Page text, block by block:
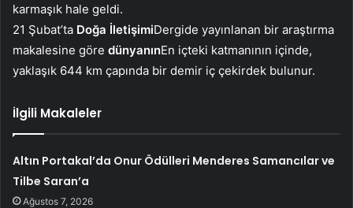
karmaşık hale geldi.
21 Şubat’ta Doğa İletişimiDergide yayınlanan bir araştırma
makalesine göre dünyanınEn içteki katmanının içinde,
yaklaşık 644 km çapında bir demir iç çekirdek bulunur.
İlgili Makaleler
Altın Portakal’da Onur Ödülleri Menderes Samancılar ve
Tilbe Saran’a
Ağustos 7, 2026